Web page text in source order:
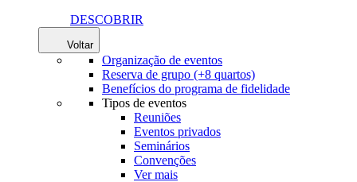
DESCOBRIR
Voltar
Organização de eventos
Reserva de grupo (+8 quartos)
Benefícios do programa de fidelidade
Tipos de eventos
Reuniões
Eventos privados
Seminários
Convenções
Ver mais